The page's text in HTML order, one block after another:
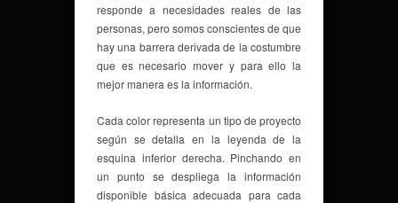
responde a necesidades reales de las
personas, pero somos conscientes de que
hay una barrera derivada de la costumbre
que es necesario mover y para ello la
mejor manera es la información.
Cada color representa un tipo de proyecto
según se detalla en la leyenda de la
esquina inferior derecha. Pinchando en
un punto se despliega la información
disponible básica adecuada para cada